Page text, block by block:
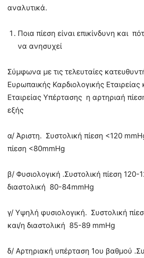
αναλυτικά.
Ποια πίεση είναι επικίνδυνη και
να ανησυχεί
Σύμφωνα με τις τελευταίες
Ευρωπαικής Καρδιολογικής
Εταιρείας Υπέρτασης η αρτηριαή
εξής
α/ Άριστη. Συστολική πίεση <120
πίεση <80mmHg
β/ Φυσιολογική .Συστολική πίεση
διαστολική 80-84mmHg
γ/ Υψηλή φυσιολογική. Συστολική
και/η διαστολική 85-89 mmHg
δ/ Αρτηριακή υπέρταση 1ου βαθμού